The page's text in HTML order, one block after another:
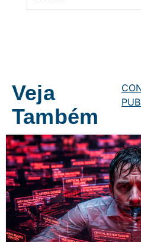
Veja
Também